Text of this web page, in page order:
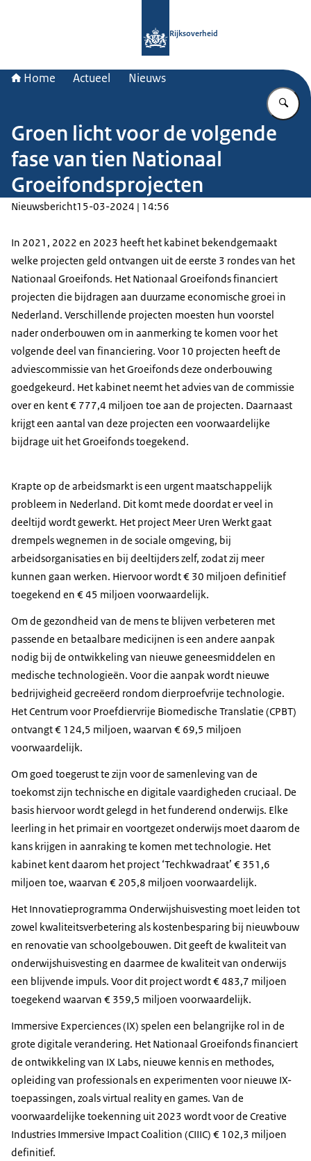
Rijksoverheid
Home Actueel Nieuws
Groen licht voor de volgende
fase van tien Nationaal
Groeifondsprojecten
Nieuwsbericht15-03-2024 | 14:56
In 2021, 2022 en 2023 heeft het kabinet bekendgemaakt
welke projecten geld ontvangen uit de eerste 3 rondes van het
Nationaal Groeifonds. Het Nationaal Groeifonds financiert
projecten die bijdragen aan duurzame economische groei in
Nederland. Verschillende projecten moesten hun voorstel
nader onderbouwen om in aanmerking te komen voor het
volgende deel van financiering. Voor 10 projecten heeft de
adviescommissie van het Groeifonds deze onderbouwing
goedgekeurd. Het kabinet neemt het advies van de commissie
over en kent € 777,4 miljoen toe aan de projecten. Daarnaast
krijgt een aantal van deze projecten een voorwaardelijke
bijdrage uit het Groeifonds toegekend.
Krapte op de arbeidsmarkt is een urgent maatschappelijk
probleem in Nederland. Dit komt mede doordat er veel in
deeltijd wordt gewerkt. Het project Meer Uren Werkt gaat
drempels wegnemen in de sociale omgeving, bij
arbeidsorganisaties en bij deeltijders zelf, zodat zij meer
kunnen gaan werken. Hiervoor wordt € 30 miljoen definitief
toegekend en € 45 miljoen voorwaardelijk.
Om de gezondheid van de mens te blijven verbeteren met
passende en betaalbare medicijnen is een andere aanpak
nodig bij de ontwikkeling van nieuwe geneesmiddelen en
medische technologieën. Voor die aanpak wordt nieuwe
bedrijvigheid gecreëerd rondom dierproefvrije technologie.
Het Centrum voor Proefdiervrije Biomedische Translatie (CPBT)
ontvangt € 124,5 miljoen, waarvan € 69,5 miljoen
voorwaardelijk.
Om goed toegerust te zijn voor de samenleving van de
toekomst zijn technische en digitale vaardigheden cruciaal. De
basis hiervoor wordt gelegd in het funderend onderwijs. Elke
leerling in het primair en voortgezet onderwijs moet daarom de
kans krijgen in aanraking te komen met technologie. Het
kabinet kent daarom het project ‘Techkwadraat’ € 351,6
miljoen toe, waarvan € 205,8 miljoen voorwaardelijk.
Het Innovatieprogramma Onderwijshuisvesting moet leiden tot
zowel kwaliteitsverbetering als kostenbesparing bij nieuwbouw
en renovatie van schoolgebouwen. Dit geeft de kwaliteit van
onderwijshuisvesting en daarmee de kwaliteit van onderwijs
een blijvende impuls. Voor dit project wordt € 483,7 miljoen
toegekend waarvan € 359,5 miljoen voorwaardelijk.
Immersive Experciences(IX) spelen een belangrijke rol in de
grote digitale verandering. Het Nationaal Groeifonds financiert
de ontwikkeling van IX Labs, nieuwe kennis en methodes,
opleiding van professionals en experimenten voor nieuwe IX-
toepassingen, zoalsvirtual realityen games. Van de
voorwaardelijke toekenning uit 2023 wordt voor de Creative
Industries Immersive Impact Coalition (CIIIC) € 102,3 miljoen
definitief.